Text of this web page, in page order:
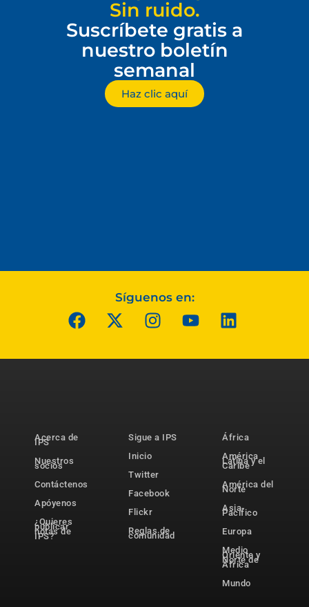
Sin ruido.
Suscríbete gratis a
nuestro boletín
semanal
Haz clic aquí
Síguenos en:
Acerca de
IPS
Nuestros
socios
Contáctenos
Apóyenos
¿Quieres
publicar
notas de
IPS?
Sigue a IPS
Inicio
Twitter
Facebook
Flickr
Reglas de
comunidad
África
América
Latina y el
Caribe
América del
Norte
Asia-
Pacífico
Europa
Medio
Oriente y
Norte de
África
Mundo